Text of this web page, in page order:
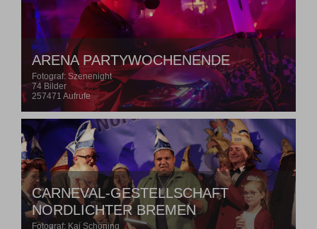
ARENA PARTYWOCHENENDE
Fotograf: Szenenight
74 Bilder
257471 Aufrufe
CARNEVAL-GESTELLSCHAFT
NORDLICHTER BREMEN
Fotograf: Kai Schöning